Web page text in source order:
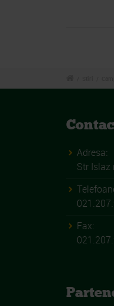
Adresa:
Str Islaz
Fax: